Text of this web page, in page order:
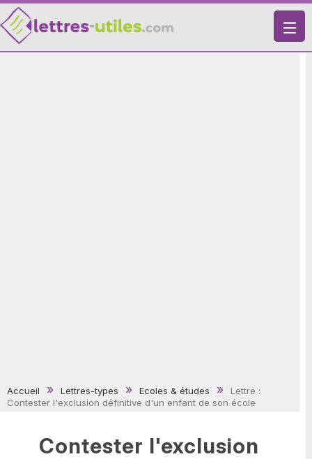
X
Accueil Lettres-types Ecoles & études
Lettre :
Contester l'exclusion définitive d'un enfant de son école
Contester l'exclusion